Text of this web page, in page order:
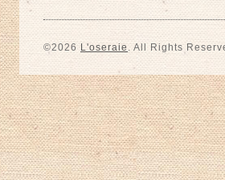
©2026 L'oseraie . All Rights